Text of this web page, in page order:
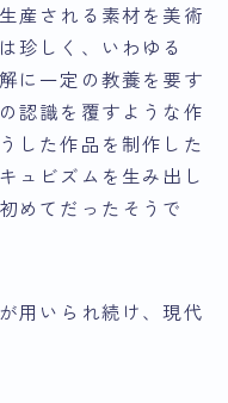
産される素材を美術
珍しく、いわゆる
に一定の教養を要す
認識を覆すような作
した作品を制作した
ュビズムを生み出し
めてだったそうで
用いられ続け、現代